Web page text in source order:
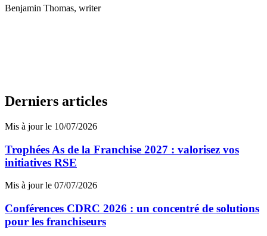
Benjamin Thomas, writer
Derniers articles
Mis à jour le 10/07/2026
Trophées As de la Franchise 2027 : valorisez vos
initiatives RSE
Mis à jour le 07/07/2026
Conférences CDRC 2026 : un concentré de solutions
pour les franchiseurs